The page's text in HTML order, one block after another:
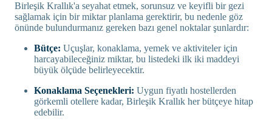
Birleşik Krallık'a seyahat etmek, sorunsuz ve keyifli bir gezi
sağlamak için bir miktar planlama gerektirir, bu nedenle göz
önünde bulundurmanız gereken bazı genel noktalar şunlardır:
Bütçe: Uçuşlar, konaklama, yemek ve aktiviteler için
harcayabileceğiniz miktar, bu listedeki ilk iki maddeyi
büyük ölçüde belirleyecektir.
Konaklama Seçenekleri: Uygun fiyatlı hostellerden
görkemli otellere kadar, Birleşik Krallık her bütçeye hitap
edebilir.